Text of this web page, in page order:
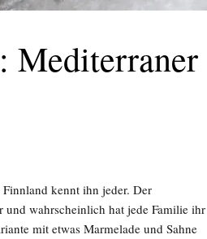
Mediterraner
kennt ihn jeder. Der
wahrscheinlich hat jede Familie ihr
mit etwas Marmelade und Sahne